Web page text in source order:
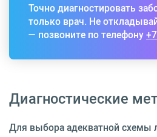
Точно диагностировать
только врач. Не
— позвоните по телефону
Диагностические
Для выбора адекватной схемы